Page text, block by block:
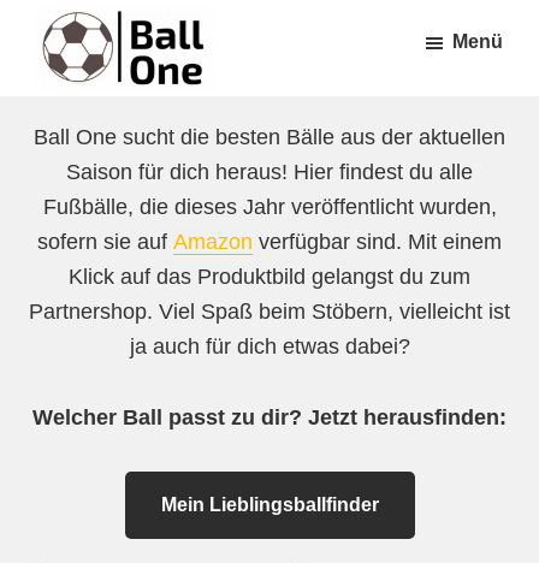
Inhalt
springen
Fußzeile
springen
One
Fußball!
Menü
Ball One sucht die besten Bälle aus der aktuellen
Saison für dich heraus! Hier findest du alle
Fußbälle, die dieses Jahr veröffentlicht wurden,
sofern sie auf Amazon verfügbar sind. Mit einem
Klick auf das Produktbild gelangst du zum
Partnershop. Viel Spaß beim Stöbern, vielleicht ist
ja auch für dich etwas dabei?
Welcher Ball passt zu dir? Jetzt herausfinden:
Mein Lieblingsballfinder